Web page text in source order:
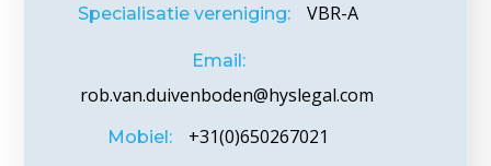
Specialisatie vereniging: VBR-A
Email:
rob.van.duivenboden@hyslegal.com
Mobiel: +31(0)650267021